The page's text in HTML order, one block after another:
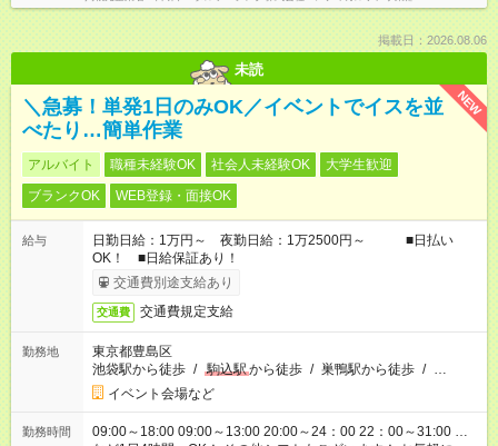
掲載日：2026.08.06
未読
NEW
＼急募！単発1日のみOK／イベントでイスを並
べたり…簡単作業
アルバイト 職種未経験OK 社会人未経験OK
大学生歓迎
ブランクOK
WEB登録・面接OK
給与
日勤日給：1万円～ 夜勤日給：1万2500円～ ■日払い
OK！ ■日給保証あり！
交通費別途支給あり
交通費 交通費規定支給
勤務地
東京都豊島区
池袋駅から徒歩 / 駒込駅から徒歩 / 巣鴨駅から徒歩 / …
イベント会場など
勤務時間
09:00～18:00 09:00～13:00 20:00～24：00 22：00～31:00 …